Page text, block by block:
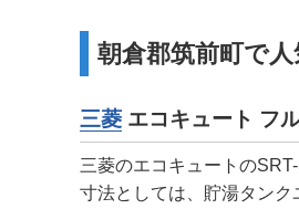
朝倉郡筑前町で
三菱 エコキュート フ
三菱のエコキュートの
寸法としては、貯湯タン